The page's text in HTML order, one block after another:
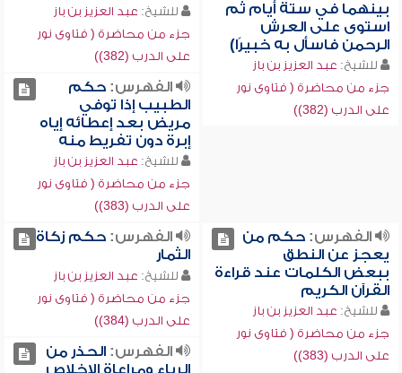
بينهما في ستة أيام ثم
استوى على العرش
الرحمن فاسأل به خبيرًا)
للشيخ: عبد العزيز بن باز
جزء من محاضرة ( فتاوى نور
على الدرب (382))
للشيخ: عبد العزيز بن باز
جزء من محاضرة ( فتاوى نور
على الدرب (382))
الفهرس:حكم
الطبيب إذا توفي
مريض بعد إعطائه إياه
إبرة دون تفريط منه
للشيخ: عبد العزيز بن باز
جزء من محاضرة ( فتاوى نور
على الدرب (383))
الفهرس:حكم من
يعجز عن النطق
ببعض الكلمات عند قراءة
القرآن الكريم
للشيخ: عبد العزيز بن باز
جزء من محاضرة ( فتاوى نور
على الدرب (383))
الفهرس:حكم زكاة
الثمار
للشيخ: عبد العزيز بن باز
جزء من محاضرة ( فتاوى نور
على الدرب (384))
الفهرس:الحذر من
الرياء ومراعاة الإخلاص